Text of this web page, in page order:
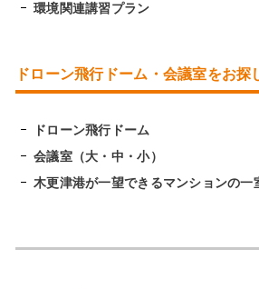
環境関連講習プラン
ドローン飛行ドーム・会議室をお探
ドローン飛行ドーム
会議室（大・中・小）
木更津港が一望できるマンションの一